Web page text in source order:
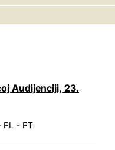
Audijenciji, 23.
PL - PT